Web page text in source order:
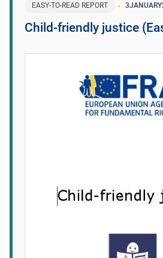
EASY-TO-READ REPORT 3JANUARY
Child-friendly justice